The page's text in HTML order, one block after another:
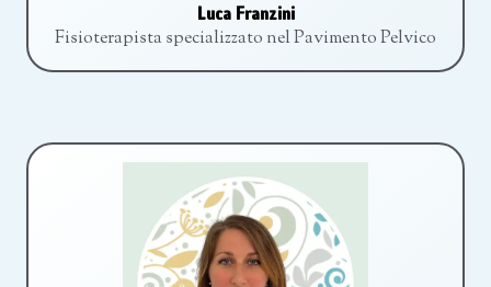
Luca Franzini
Fisioterapista specializzato nel Pavimento Pelvico